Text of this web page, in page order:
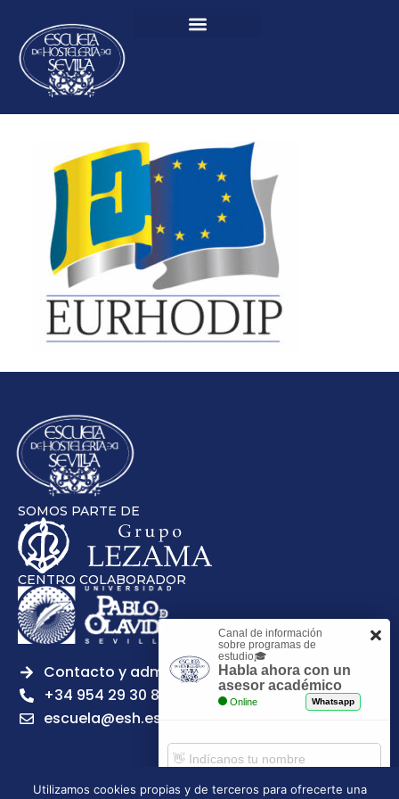
SOMOS PARTE DE
CENTRO COLABORADOR
Contacto y admisiones
+34 954 29 30 81
escuela@esh.es
Utilizamos cookies propias y de terceros para ofrecerte una
Canal de información
sobre programas de
estudio🎓
Habla ahora con un
asesor académico
Online Whatsapp